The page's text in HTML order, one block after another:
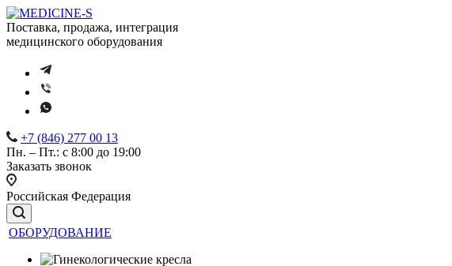
Поставка, продажа, интеграция
медицинского оборудования
+7 (846) 277 00 13
Пн. – Пт.: с 8:00 до 19:00
Заказать звонок
Российская Федерация
ОБОРУДОВАНИЕ